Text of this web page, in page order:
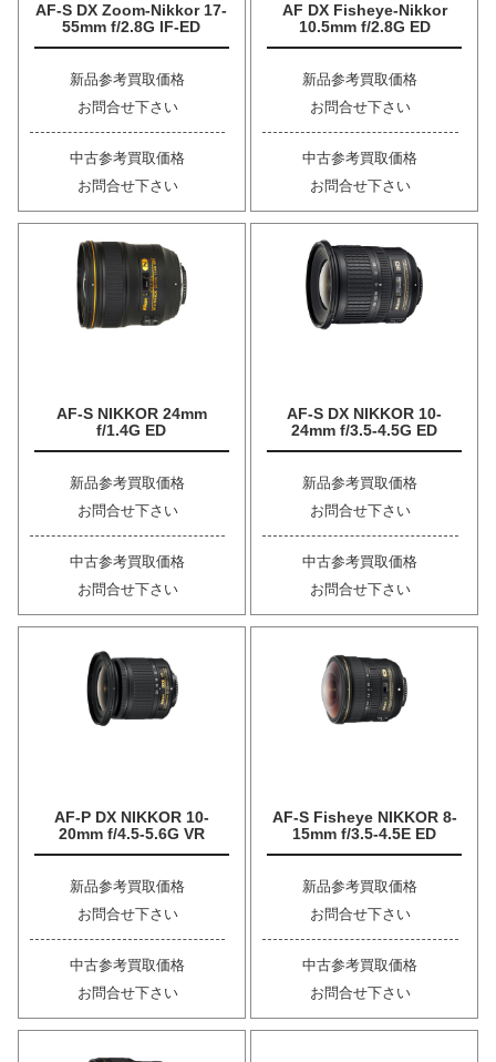
AF-S DX Zoom-Nikkor 17-
55mm f/2.8G IF-ED
新品参考買取価格
お問合せ下さい
中古参考買取価格
お問合せ下さい
AF DX Fisheye-Nikkor
10.5mm f/2.8G ED
新品参考買取価格
お問合せ下さい
中古参考買取価格
お問合せ下さい
AF-S NIKKOR 24mm
f/1.4G ED
新品参考買取価格
お問合せ下さい
中古参考買取価格
お問合せ下さい
AF-S DX NIKKOR 10-
24mm f/3.5-4.5G ED
新品参考買取価格
お問合せ下さい
中古参考買取価格
お問合せ下さい
AF-P DX NIKKOR 10-
20mm f/4.5-5.6G VR
新品参考買取価格
お問合せ下さい
中古参考買取価格
お問合せ下さい
AF-S Fisheye NIKKOR 8-
15mm f/3.5-4.5E ED
新品参考買取価格
お問合せ下さい
中古参考買取価格
お問合せ下さい